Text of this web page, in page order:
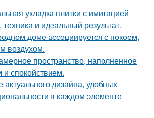
укладка плитки с имитацией
техника и идеальный результат.
доме ассоциируется с покоем,
воздухом.
пространство, наполненное
и спокойствием.
актуального дизайна, удобных
в каждом элементе